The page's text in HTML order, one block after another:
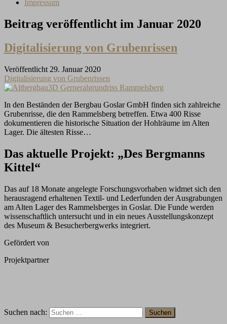
Impressum
Beitrag veröffentlicht im Januar 2020
Digitalisierung von Grubenrissen
Veröffentlicht 29. Januar 2020
Digitalisierung von Grubenrissen
In den Beständen der Bergbau Goslar GmbH finden sich zahlreiche
Grubenrisse, die den Rammelsberg betreffen. Etwa 400 Risse
dokumentieren die historische Situation der Hohlräume im Alten
Lager. Die ältesten Risse…
Das aktuelle Projekt: „Des Bergmanns
Kittel“
Das auf 18 Monate angelegte Forschungsvorhaben widmet sich den
herausragend erhaltenen Textil- und Lederfunden der Ausgrabungen
am Alten Lager des Rammelsberges in Goslar. Die Funde werden
wissenschaftlich untersucht und in ein neues Ausstellungskonzept
des Museum & Besucherbergwerks integriert.
Gefördert von
Projektpartner
Suchen nach: